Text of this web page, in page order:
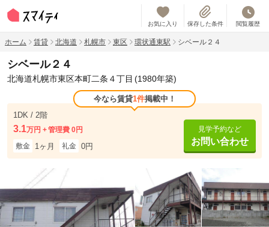
お気に入り 保存した条件 閲覧履歴
ホーム 賃貸 北海道 札幌市 東区 環状通東駅 シベール２４
シベール２４
北海道札幌市東区本町二条４丁目 (1980年築)
今なら賃貸1件掲載中！
1DK / 2階
3.1万円
管理費 0円
敷金
1ヶ月 礼金 0円
見学予約など
お問い合わせ